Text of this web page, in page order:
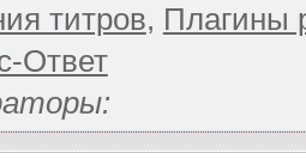
титров, Плагины
Ответ